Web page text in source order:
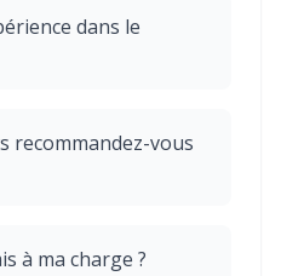
dans le
recommandez-vous
à ma charge ?